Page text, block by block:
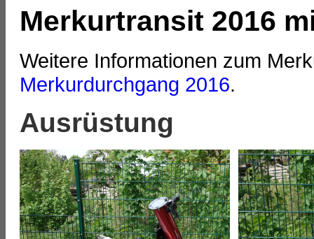
Merkurtransit 2016
Weitere Informationen zum
Merkurdurchgang 2016.
Ausrüstung